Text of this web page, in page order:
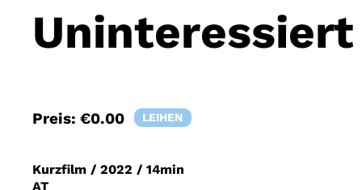
Preis: €0.00 LEIHEN
Kurzfilm / 2022 / 14min
AT